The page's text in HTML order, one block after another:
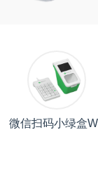
微信扫码小绿盒